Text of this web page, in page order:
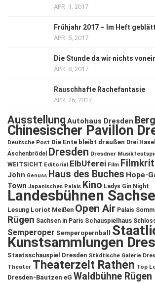
APR. 1, 2017
Frühjahr 2017 – Im Heft
APR. 5, 2017
Die Stunde da wir nichts
APR. 8, 2017
Rauschhafte Rachefantasie
APR. 26, 2017
Ausstellung Autohaus Dresden
Chinesischer Pavillon
Deutsche Post Die Ente bleibt draußen Drei
Aschenbrödel
Dresden Dresdner
WEITSICHT Editorial ElbUferei Film
John Genuss Haus des Buches Hope-
Town Japanisches Palais Kino Ladys Gin Night
Landesbühnen
Lesung Loriot Meißen Open Air Palais
Rügen Sachsen in Paris Schauspielhaus
Semperoper Semperopernball
Kunstsammlungen
Staatsschauspiel Dresden Städtische Galerie
Theater Theaterzelt Rathen Top
Dresden-Bautzen eG Waldbühne Rügen